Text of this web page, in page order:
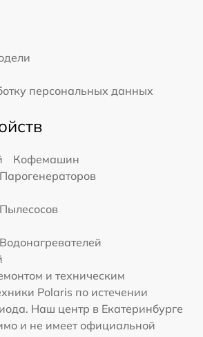
персональных данных
Кофемашин
Парогенераторов
Пылесосов
Водонагревателей
и техническим
Polaris по истечении
Наш центр в Екатеринбурге
и не имеет официальной